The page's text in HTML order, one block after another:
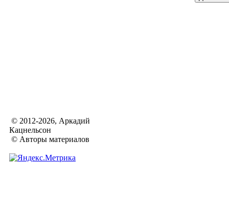
© 2012-2026, Аркадий
Кацнельсон
© Авторы материалов